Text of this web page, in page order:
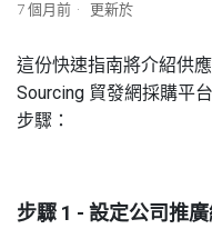
7 個月前 更新於
這份快速指南將介紹供
Sourcing 貿發網採購平
步驟：
步驟 1 - 設定公司推